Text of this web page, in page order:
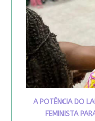
A POTÊNCIA DO
FEMINISTA